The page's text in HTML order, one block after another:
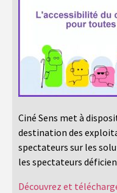
Ciné Sens met à
destination des
spectateurs sur les
les spectateurs
Découvrez et